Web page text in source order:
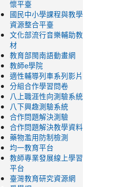
懷平臺
國民中小學課程與教學
資源整合平臺
文化部流行音樂輔助教
材
教育部閩南語動畫網
教師e學院
適性輔導列車系列影片
分組合作學習問卷
八上職涯性向測驗系統
八下興趣測驗系統
合作問題解決測驗
合作問題解決教學資料
藥物濫用防制檢測
均一教育平台
教師專業發展線上學習
平台
臺灣教育研究資源網